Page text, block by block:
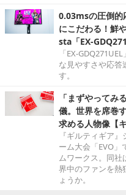
0.03msの圧倒的
にこだわる！鮮
sta「EX-
「EX-
な見やすさや応答
す。
「まずやってみ
儀。世界を席巻
求める人物像【
『ギルティギア
ーム大会「EVO
ムワークス。同社
界中のファンを熱
ょうか。